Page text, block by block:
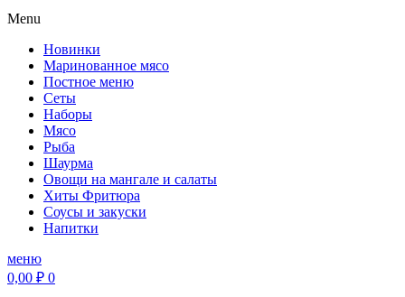
Menu
Новинки
Маринованное мясо
Постное меню
Сеты
Наборы
Мясо
Рыба
Шаурма
Овощи на мангале и салаты
Хиты Фритюра
Соусы и закуски
Напитки
меню
0,00 ₽ 0